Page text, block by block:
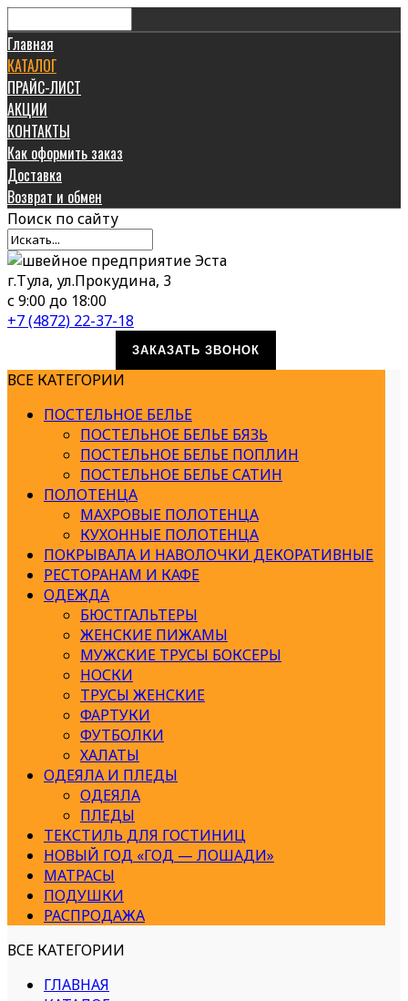
Главная
КАТАЛОГ
ПРАЙС-ЛИСТ
АКЦИИ
КОНТАКТЫ
Как оформить заказ
Доставка
Возврат и обмен
Поиск по сайту
г.Тула, ул.Прокудина, 3
с 9:00 до 18:00
+7 (4872) 22-37-18
ЗАКАЗАТЬ ЗВОНОК
ВСЕ КАТЕГОРИИ
ПОСТЕЛЬНОЕ БЕЛЬЕ
ПОСТЕЛЬНОЕ БЕЛЬЕ БЯЗЬ
ПОСТЕЛЬНОЕ БЕЛЬЕ ПОПЛИН
ПОСТЕЛЬНОЕ БЕЛЬЕ САТИН
ПОЛОТЕНЦА
МАХРОВЫЕ ПОЛОТЕНЦА
КУХОННЫЕ ПОЛОТЕНЦА
ПОКРЫВАЛА И НАВОЛОЧКИ ДЕКОРАТИВНЫЕ
РЕСТОРАНАМ И КАФЕ
ОДЕЖДА
БЮСТГАЛЬТЕРЫ
ЖЕНСКИЕ ПИЖАМЫ
МУЖСКИЕ ТРУСЫ БОКСЕРЫ
НОСКИ
ТРУСЫ ЖЕНСКИЕ
ФАРТУКИ
ФУТБОЛКИ
ХАЛАТЫ
ОДЕЯЛА И ПЛЕДЫ
ОДЕЯЛА
ПЛЕДЫ
ТЕКСТИЛЬ ДЛЯ ГОСТИНИЦ
НОВЫЙ ГОД «ГОД — ЛОШАДИ»
МАТРАСЫ
ПОДУШКИ
РАСПРОДАЖА
ВСЕ КАТЕГОРИИ
ГЛАВНАЯ